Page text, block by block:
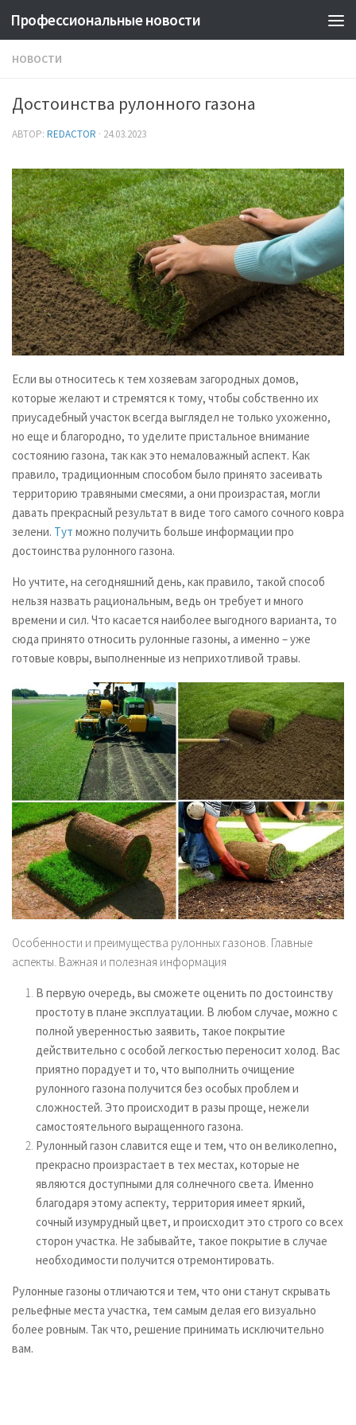
Профессиональные новости
НОВОСТИ
Достоинства рулонного газона
АВТОР: REDACTOR · 24.03.2023
Если вы относитесь к тем хозяевам загородных домов,
которые желают и стремятся к тому, чтобы собственно их
приусадебный участок всегда выглядел не только ухоженно,
но еще и благородно, то уделите пристальное внимание
состоянию газона, так как это немаловажный аспект. Как
правило, традиционным способом было принято засеивать
территорию травяными смесями, а они произрастая, могли
давать прекрасный результат в виде того самого сочного ковра
зелени. Тут можно получить больше информации про
достоинства рулонного газона.
Но учтите, на сегодняшний день, как правило, такой способ
нельзя назвать рациональным, ведь он требует и много
времени и сил. Что касается наиболее выгодного варианта, то
сюда принято относить рулонные газоны, а именно – уже
готовые ковры, выполненные из неприхотливой травы.
Особенности и преимущества рулонных газонов. Главные
аспекты. Важная и полезная информация
В первую очередь, вы сможете оценить по достоинству
простоту в плане эксплуатации. В любом случае, можно с
полной уверенностью заявить, такое покрытие
действительно с особой легкостью переносит холод. Вас
приятно порадует и то, что выполнить очищение
рулонного газона получится без особых проблем и
сложностей. Это происходит в разы проще, нежели
самостоятельного выращенного газона.
Рулонный газон славится еще и тем, что он великолепно,
прекрасно произрастает в тех местах, которые не
являются доступными для солнечного света. Именно
благодаря этому аспекту, территория имеет яркий,
сочный изумрудный цвет, и происходит это строго со всех
сторон участка. Не забывайте, такое покрытие в случае
необходимости получится отремонтировать.
Рулонные газоны отличаются и тем, что они станут скрывать
рельефные места участка, тем самым делая его визуально
более ровным. Так что, решение принимать исключительно
вам.